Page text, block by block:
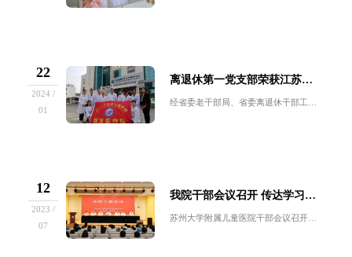
22
2024 /
01
离退休第一党支部荣获江苏省“六好”离退休干部示范党支部
经省委老干部局、省委离退休干部工作委员会推荐评选，我院离退休第一党支部获评江苏省第二批“六好”离退休干部示范党支部。建设好离退休干部党支部，...
12
2023 /
07
我院干部会议召开 传达学习习近平总书记考察江苏重要讲话精神
苏州大学附属儿童医院干部会议召开传达学习习近平总书记考察江苏重要讲话精神7月11日下午，苏州大学附属儿童医院干部会议召开，传达学习习近平总书...